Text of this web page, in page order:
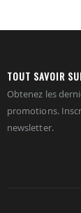
TOUT SAVOIR
Obtenez les
promotions.
newsletter.